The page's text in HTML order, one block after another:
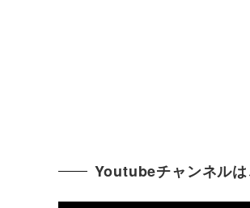
Youtubeチャンネルは